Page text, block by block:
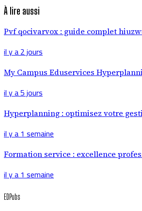
À lire aussi
Pvf qocivarvox : guide complet
il y a 2 jours
My Campus Eduservices
il y a 5 jours
Hyperplanning : optimisez votre
il y a 1 semaine
Formation service : excellence
il y a 1 semaine
EDPubs